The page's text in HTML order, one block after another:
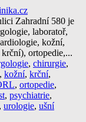
Zahradní 580 je
laboratoř,
kožní,
ortopedie,...
, chirurgie,
, kožní, krční,
, ortopedie,
, psychiatrie,
, urologie, ušní